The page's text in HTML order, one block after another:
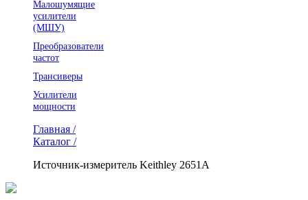
Малошумящие
усилители
(МШУ)
Преобразователи
частот
Трансиверы
Усилители
мощности
Главная /
Каталог /
Источник-измеритель Keithley 2651A